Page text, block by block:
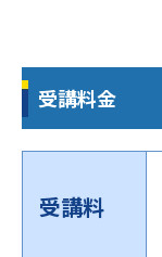
受講料金
受講料